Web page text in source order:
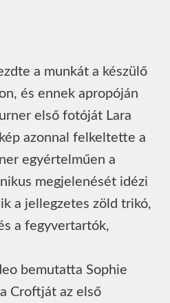
a munkát a készülő
és ennek apropóján
első fotóját Lara
azonnal felkeltette a
egyértelműen a
megjelenését idézi
a jellegzetes zöld trikó,
a fegyvertartók,
bemutatta Sophie
Croftját az első